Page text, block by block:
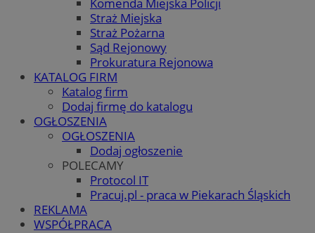
Straż Miejska
Straż Pożarna
Sąd Rejonowy
Prokuratura Rejonowa
KATALOG FIRM
Katalog firm
Dodaj firmę do katalogu
OGŁOSZENIA
OGŁOSZENIA
Dodaj ogłoszenie
POLECAMY
Protocol IT
Pracuj.pl - praca w Piekarach Śląskich
REKLAMA
WSPÓŁPRACA